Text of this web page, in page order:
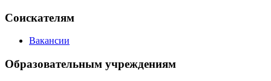
Соискателям
Вакансии
Образовательным учреждениям